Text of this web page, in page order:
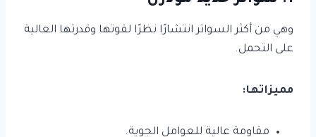
وهي من أكثر السواتر انتشارًا نظرًا لقوتها وقدرتها العالية
على التحمل.
مميزاتها:
مقاومة عالية للعوامل الجوية.